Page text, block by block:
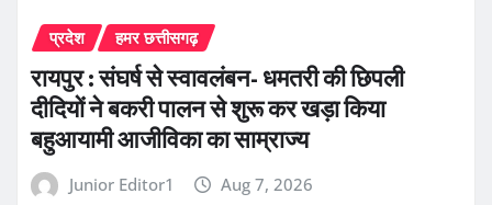
प्रदेश हमर छत्तीसगढ़
रायपुर : संघर्ष से स्वावलंबन- धमतरी की छिपली
दीदियों ने बकरी पालन से शुरू कर खड़ा किया
बहुआयामी आजीविका का साम्राज्य
Junior Editor1 Aug 7, 2026